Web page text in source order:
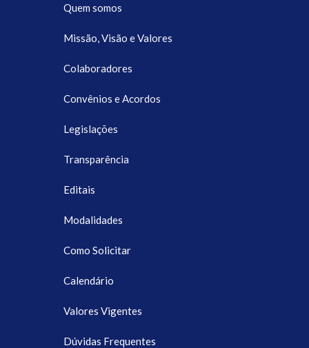
Quem somos
Missão, Visão e Valores
Colaboradores
Convênios e Acordos
Legislações
Transparência
Editais
Modalidades
Como Solicitar
Calendário
Valores Vigentes
Dúvidas Frequentes